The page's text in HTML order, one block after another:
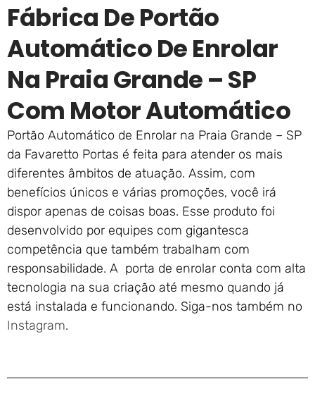
Fábrica De Portão
Automático De Enrolar
Na Praia Grande – SP
Com Motor Automático
Portão Automático de Enrolar na Praia Grande – SP
da Favaretto Portas é feita para atender os mais
diferentes âmbitos de atuação. Assim, com
benefícios únicos e várias promoções, você irá
dispor apenas de coisas boas. Esse produto foi
desenvolvido por equipes com gigantesca
competência que também trabalham com
responsabilidade. A porta de enrolar conta com alta
tecnologia na sua criação até mesmo quando já
está instalada e funcionando. Siga-nos também no
Instagram.